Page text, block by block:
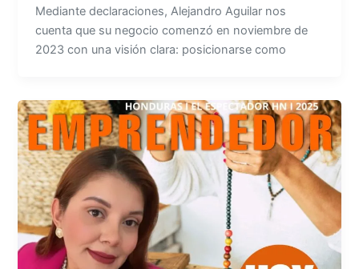
Mediante declaraciones, Alejandro Aguilar nos
cuenta que su negocio comenzó en noviembre de
2023 con una visión clara: posicionarse como